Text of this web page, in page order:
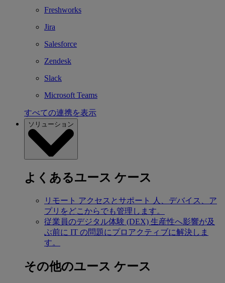
Freshworks
Jira
Salesforce
Zendesk
Slack
Microsoft Teams
すべての連携を表示
ソリューション
よくあるユース ケース
リモート アクセスとサポート
人、デバイス、ア
プリをどこからでも管理します。
従業員のデジタル体験 (DEX) 生産性へ影響が及
ぶ前に IT の問題にプロアクティブに解決しま
す。
その他のユース ケース